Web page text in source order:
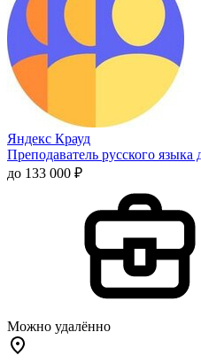
Яндекс Крауд
Преподаватель русского языка
до 133 000 ₽
Можно удалённо